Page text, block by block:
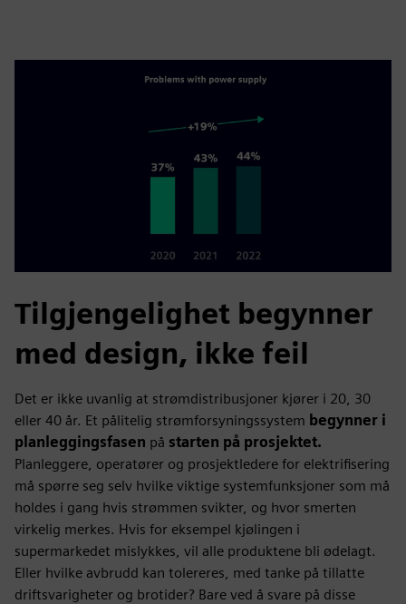
Tilgjengelighet begynner
med design, ikke feil
Det er ikke uvanlig at strømdistribusjoner kjører i 20, 30
eller 40 år. Et pålitelig strømforsyningssystem begynner i
planleggingsfasen på starten på prosjektet.
Planleggere, operatører og prosjektledere for elektrifisering
må spørre seg selv hvilke viktige systemfunksjoner som må
holdes i gang hvis strømmen svikter, og hvor smerten
virkelig merkes. Hvis for eksempel kjølingen i
supermarkedet mislykkes, vil alle produktene bli ødelagt.
Eller hvilke avbrudd kan tolereres, med tanke på tillatte
driftsvarigheter og brotider? Bare ved å svare på disse